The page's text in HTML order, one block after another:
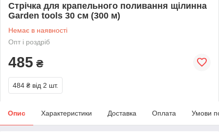
Стрічка для крапельного поливання щілинна
Garden tools 30 см (300 м)
Немає в наявності
Опт і роздріб
485 ₴
484 ₴ від 2 шт.
Опис Характеристики Доставка Оплата Умови